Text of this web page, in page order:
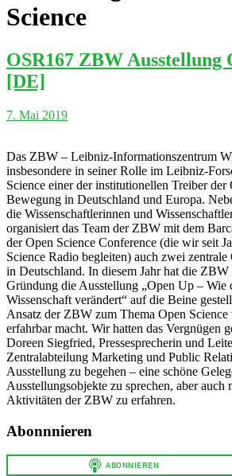
Science
OSR167 ZBW Ausstellung
[DE]
7. Mai 2019
Das ZBW – Leibniz-Informationszentrum
insbesondere in seiner Rolle im Leibniz-
Science einer der institutionellen Treiber der
Bewegung in Deutschland und Europa.
die Wissenschaftlerinnen und
organisiert das Team der ZBW mit dem
der Open Science Conference (die wir seit
Science Radio begleiten) auch zwei zentrale
in Deutschland. In diesem Jahr hat die ZBW
Gründung die Ausstellung „Open Up –
Wissenschaft verändert“ auf die Beine
Ansatz der ZBW zum Thema Open Science
erfahrbar macht. Wir hatten das Vergnügen
Doreen Siegfried, Pressesprecherin und
Zentralabteilung Marketing und Public
Ausstellung zu begehen – eine schöne
Ausstellungsobjekte zu sprechen, aber auch
Aktivitäten der ZBW zu erfahren.
Abonnnieren